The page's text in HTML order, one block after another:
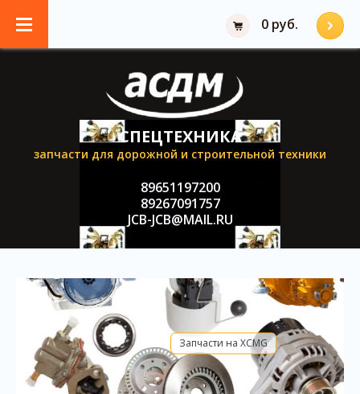
0 руб.
СПЕЦТЕХНИКА
запчасти для дорожной и строительной техники
89651197200
89267091757
JCB-JCB@MAIL.RU
Запчасти на XCMG